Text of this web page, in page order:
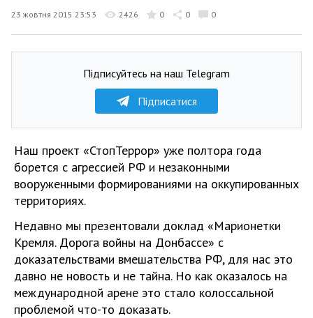
23 жовтня 2015 23:53 2426 0 0 0
Підписуйтесь на наш Telegram
Підписатися
Наш проект «СтопТеррор» уже полтора года
борется с агрессией РФ и незаконными
вооруженными формированиями на оккупированных
территориях.
Недавно мы презентовали доклад «Марионетки
Кремля. Дорога войны на Донбассе» с
доказательствами вмешательства РФ, для нас это
давно не новость и не тайна. Но как оказалось на
международной арене это стало колоссальной
проблемой что-то доказать.